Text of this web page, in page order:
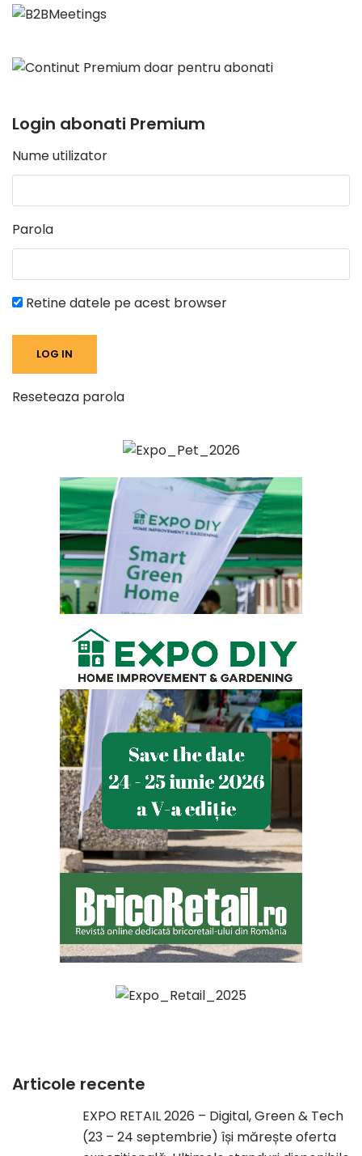
Login abonati Premium
Nume utilizator
Parola
Retine datele pe acest browser
Reseteaza parola
Articole recente
EXPO RETAIL 2026 – Digital, Green & Tech
(23 – 24 septembrie) își mărește oferta